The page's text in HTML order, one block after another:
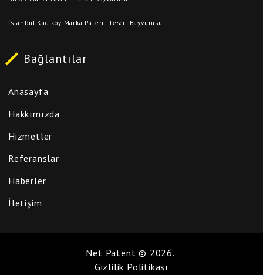
İstanbul Kadıköy Marka Patent Tescil Başvurusu
Bağlantılar
Anasayfa
Hakkımızda
Hizmetler
Referanslar
Haberler
İletişim
Net Patent © 2026.
Gizlilik Politikası